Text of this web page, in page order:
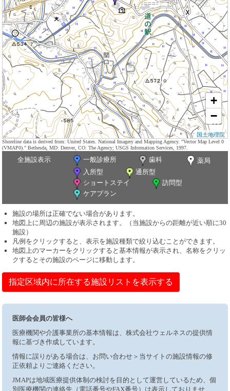
+
−
国土地理院
Shoreline data is derived from: United States. National Imagery and Mapping Agency. "Vector Map Level 0
(VMAP0)." Bethesda, MD: Denver, CO: The Agency; USGS Information Services, 1997.
全施設表示 一般診療所 歯科
薬局
入所型
通所型
ショートステイ
訪問型
ケアプラン
施設の場所は正確でない場合があります。
地図上に周辺の施設が表示されます。（当施設からの距離が近い順に30
施設）
凡例をクリックすると、表示を施設種類で絞り込むことができます。
地図上のマーカーをクリックすると基本情報が表示され、名称をクリッ
クするとその施設のページに移動します。
指定区域内に所在する施設リストを表示する
医師会会員の皆様へ
医療機関や介護事業所の基本情報は、株式会社ウェルネスの提供情
報に基づき作成しています。
情報に誤りがある場合は、お問い合わせ＞当サイトの施設情報の修
正依頼よりご連絡ください。
JMAPは地域医療提供体制の検討を目的として運営しているため、個
別医療機関の連絡先（電話番号やFAX番号）は表示しておりませ